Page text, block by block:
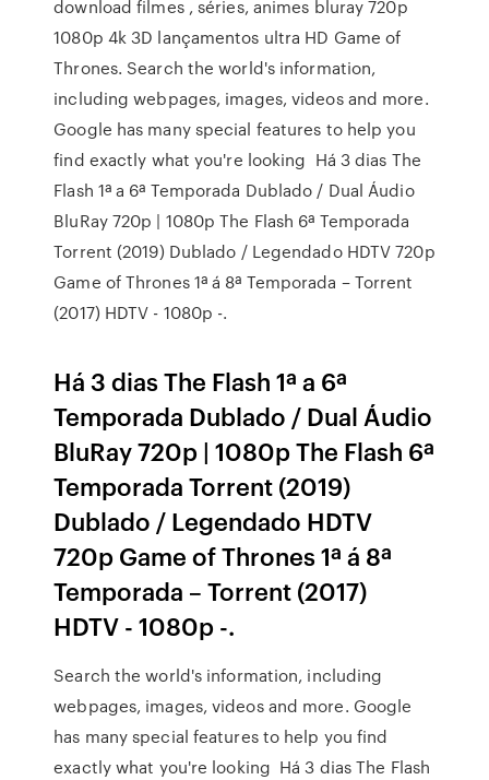
download filmes , séries, animes bluray 720p
1080p 4k 3D lançamentos ultra HD Game of
Thrones. Search the world's information,
including webpages, images, videos and more.
Google has many special features to help you
find exactly what you're looking Há 3 dias The
Flash 1ª a 6ª Temporada Dublado / Dual Áudio
BluRay 720p | 1080p The Flash 6ª Temporada
Torrent (2019) Dublado / Legendado HDTV 720p
Game of Thrones 1ª á 8ª Temporada – Torrent
(2017) HDTV - 1080p -.
Há 3 dias The Flash 1ª a 6ª
Temporada Dublado / Dual Áudio
BluRay 720p | 1080p The Flash 6ª
Temporada Torrent (2019)
Dublado / Legendado HDTV
720p Game of Thrones 1ª á 8ª
Temporada – Torrent (2017)
HDTV - 1080p -.
Search the world's information, including
webpages, images, videos and more. Google
has many special features to help you find
exactly what you're looking Há 3 dias The Flash